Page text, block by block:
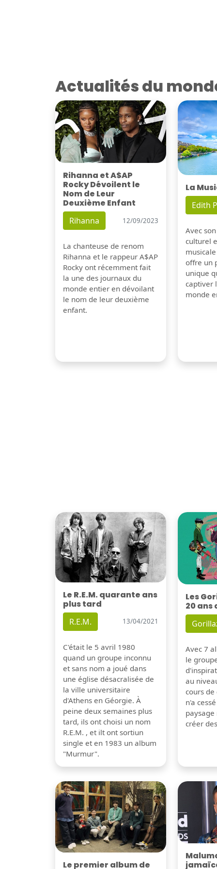
Actualités du
Rihanna et A$AP
Rocky Dévoilent le
Nom de Leur
Deuxième Enfant
Rihanna 12/09/2023
La chanteuse de renom
Rihanna et le rappeur A$AP
Rocky ont récemment fait
la une des journaux du
monde entier en dévoilant
le nom de leur deuxième
enfant.
La
Edith
Avec
culturel
offre un
unique
captiver
monde
Le R.E.M. quarante ans
plus tard
R.E.M. 13/04/2021
C'était le 5 avril 1980
quand un groupe inconnu
et sans nom a joué dans
une église désacralisée de
la ville universitaire
d'Athens en Géorgie. À
peine deux semaines plus
tard, ils ont choisi un nom
R.E.M. , et ilt ont sortiun
single et en 1983 un album
"Murmur".
Les
20
Avec 7
le
au
cours de
n'a
paysage
créer
Le premier album de